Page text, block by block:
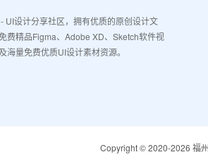
UI设计分享社区，拥有优质的原创设计文
费精品Figma、Adobe XD、Sketch软件视
海量免费优质UI设计素材资源。
Copyright © 2020-2026 福